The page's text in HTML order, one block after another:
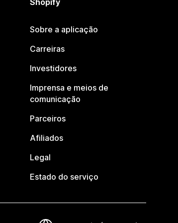
Shopify
Sobre a aplicação
Carreiras
Investidores
Imprensa e meios de
comunicação
Parceiros
Afiliados
Legal
Estado do serviço